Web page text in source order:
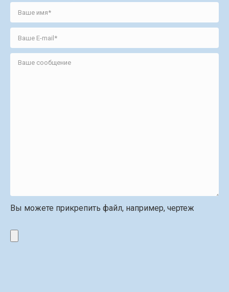
Вы можете прикрепить файл, например, чертеж